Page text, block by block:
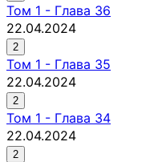
Том 1 - Глава 36
22.04.2024
2
Том 1 - Глава 35
22.04.2024
2
Том 1 - Глава 34
22.04.2024
2